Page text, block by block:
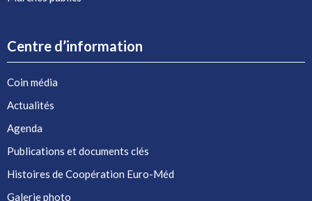
Centre d’information
Coin média
Actualités
Agenda
Publications et documents clés
Histoires de Coopération Euro-Méd
Galerie photo